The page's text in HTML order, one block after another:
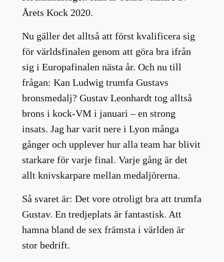
Årets Kock 2020.
Nu gäller det alltså att först kvalificera sig
för världsfinalen genom att göra bra ifrån
sig i Europafinalen nästa år. Och nu till
frågan: Kan Ludwig trumfa Gustavs
bronsmedalj? Gustav Leonhardt tog alltså
brons i kock-VM i januari – en strong
insats. Jag har varit nere i Lyon många
gånger och upplever hur alla team har blivit
starkare för varje final. Varje gång är det
allt knivskarpare mellan medaljörerna.
Så svaret är: Det vore otroligt bra att trumfa
Gustav. En tredjeplats är fantastisk. Att
hamna bland de sex främsta i världen är
stor bedrift.